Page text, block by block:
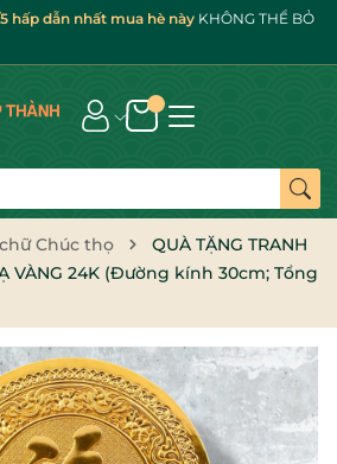
30/4 - 1/5 hấp dẫn nhất mua hè này KHÔNG THỂ BỎ
Chúc thọ
QUÀ TẶNG TRANH
VÀNG 24K (Đường kính 30cm; Tổng